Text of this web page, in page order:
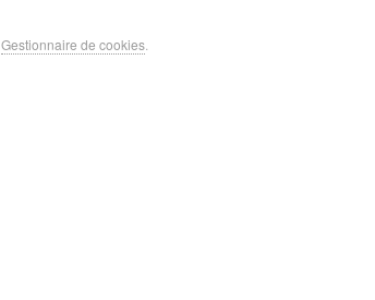
Gestionnaire de cookies